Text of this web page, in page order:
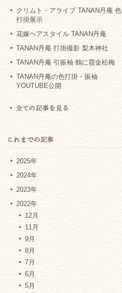
クリムト・アライブ TANAN丹庵 色
打掛展示
花嫁ヘアスタイル TANAN丹庵
TANAN丹庵 打掛撮影 梨木神社
TANAN丹庵 引振袖 鶴に霞金松梅
TANAN丹庵の色打掛・振袖
YOUTUBE公開
2025年
2024年
2023年
2022年
12月
11月
9月
8月
7月
6月
5月